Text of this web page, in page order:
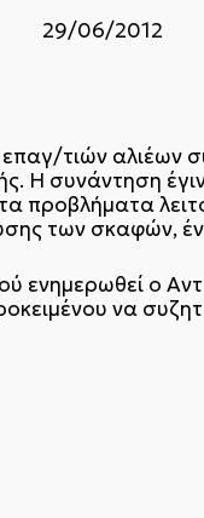
29/06/2012
τιών αλιέων
Η συνάντηση
των σκαφών,
ο
να